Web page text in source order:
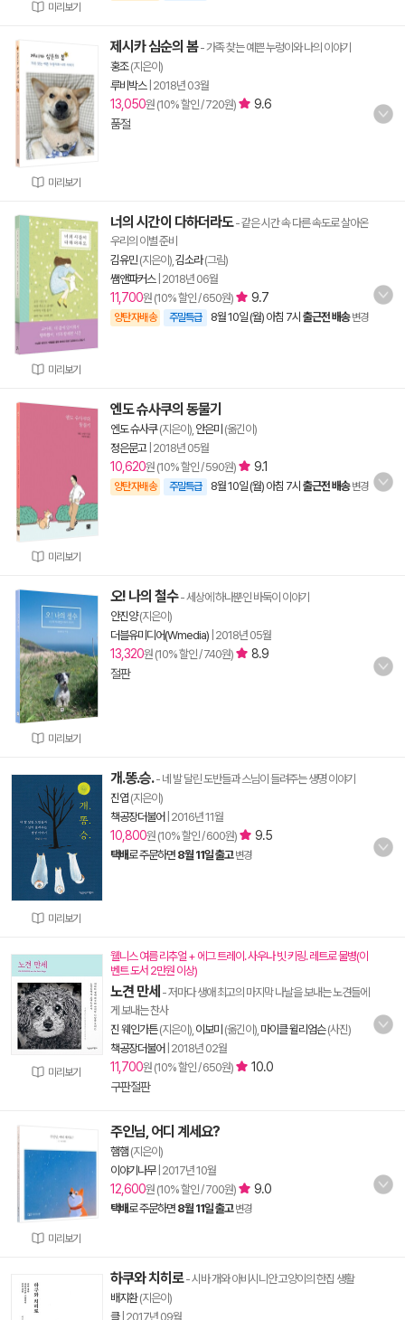
미리보기
미리보기
제시카 심순의 봄- 가족 찾는 예쁜 누렁이와 나의 이야기
홍조(지은이)
루비박스| 2018년 03월
13,050원 (10% 할인 / 720원)
9.6
품절
미리보기
너의 시간이 다하더라도- 같은 시간 속 다른 속도로 살아온
우리의 이별 준비
김유민(지은이), 김소라(그림)
쌤앤파커스| 2018년 06월
11,700원 (10% 할인 / 650원) 9.7
양탄자배송 주말특급 8월 10일 (월) 아침 7시 출근전 배송 변경
미리보기
엔도 슈사쿠의 동물기
엔도 슈사쿠(지은이), 안은미 (옮긴이)
정은문고| 2018년 05월
10,620원 (10% 할인 / 590원) 9.1
양탄자배송 주말특급 8월 10일 (월) 아침 7시 출근전 배송 변경
미리보기
오! 나의 철수- 세상에 하나뿐인 바둑이 이야기
안진양(지은이)
더블유미디어(Wmedia) 2018년 05월
13,320원 (10% 할인 / 740원)
8.9
절판
미리보기
개.똥.승.- 네 발 달린 도반들과 스님이 들려주는 생명 이야기
진엽 (지은이)
책공장더불어 2016년 11월
10,800원 (10% 할인 / 600원) 9.5
택배로 주문하면 8월 11일 출고 변경
미리보기
웰니스 여름 리추얼 + 에그 트레이. 사우나 빗 키링. 레트로 물병(이
벤트 도서 2만원 이상)
노견 만세 - 저마다 생애 최고의 마지막 나날을 보내는 노견들에
게 보내는 찬사
진 웨인가튼(지은이), 이보미 (옮긴이), 마이클 윌리엄슨(사진)
책공장더불어 2018년 02월
11,700원 (10% 할인 / 650원)
10.0
구판절판
미리보기
주인님, 어디 계세요?
햄햄 (지은이)
이야기나무| 2017년 10월
12,600원 (10% 할인 / 700원) 9.0
택배로 주문하면 8월 11일 출고 변경
하쿠와 치히로- 시바 개와 아비시니안 고양이의 한집 생활
배지환(지은이)
클| 2017년 09월